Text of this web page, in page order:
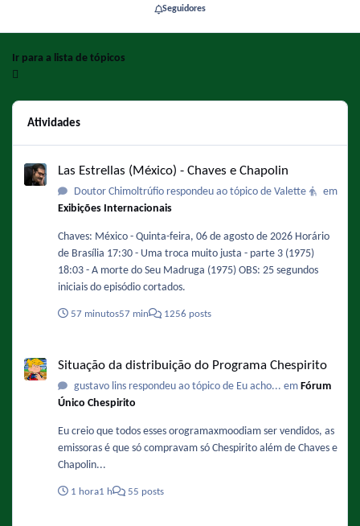
Seguidores
Ir para a lista de tópicos
Atividades
Las Estrellas (México) - Chaves e Chapolin
Doutor Chimoltrúfio respondeu ao tópico de Valette
em
Exibições Internacionais
Chaves: México - Quinta-feira, 06 de agosto de 2026 Horário
de Brasília 17:30 - Uma troca muito justa - parte 3 (1975)
18:03 - A morte do Seu Madruga (1975) OBS: 25 segundos
iniciais do episódio cortados.
57 minutos57 min 1256 posts
Situação da distribuição do Programa Chespirito
gustavo lins respondeu ao tópico de Eu acho... em Fórum
Único Chespirito
Eu creio que todos esses orogramaxmoodiam ser vendidos, as
emissoras é que só compravam só Chespirito além de Chaves e
Chapolin...
1 hora1 h 55 posts